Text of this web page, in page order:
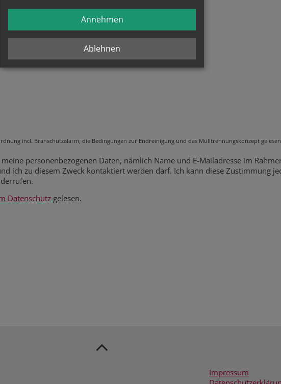
incl. Branschutzalarm, die Bedingungen zur Endreinigung und das Mülltrennungskonzept
personenbezogenen Daten, nämlich Name und E-Mailadresse im
verarbeitet werden dürfen und ich zu diesem Zweck kontaktiert werden
Datenschutz gelesen.
Impressum
Ablehnen
Annehmen